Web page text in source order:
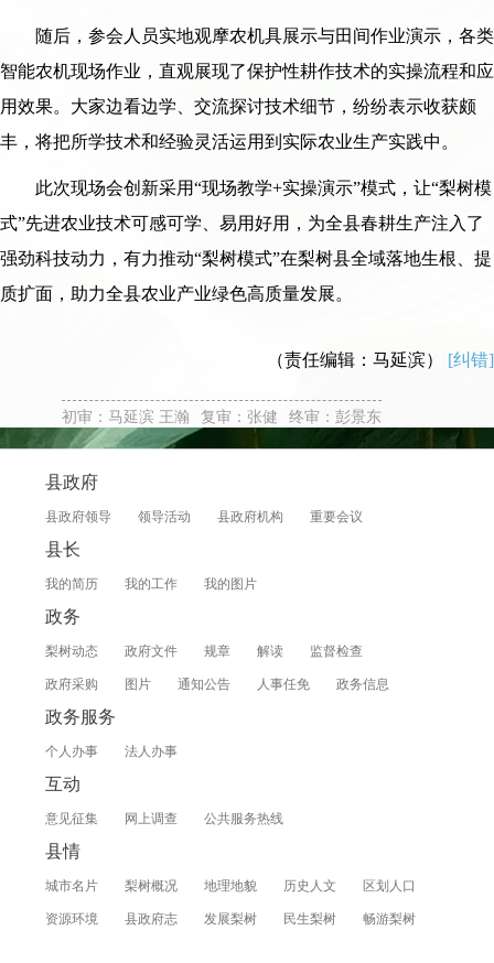
随后，参会人员实地观摩农机具展示与田间作业演示，各类
智能农机现场作业，直观展现了保护性耕作技术的实操流程和应
用效果。大家边看边学、交流探讨技术细节，纷纷表示收获颇
丰，将把所学技术和经验灵活运用到实际农业生产实践中。
此次现场会创新采用“现场教学+实操演示”模式，让“梨树模
式”先进农业技术可感可学、易用好用，为全县春耕生产注入了
强劲科技动力，有力推动“梨树模式”在梨树县全域落地生根、提
质扩面，助力全县农业产业绿色高质量发展。
（责任编辑：马延滨） [纠错]
初审：马延滨 王瀚 复审：张健 终审：彭景东
县政府
县政府领导 领导活动 县政府机构 重要会议
县长
我的简历 我的工作 我的图片
政务
梨树动态 政府文件 规章 解读 监督检查
政府采购 图片 通知公告 人事任免 政务信息
政务服务
个人办事 法人办事
互动
意见征集 网上调查 公共服务热线
县情
城市名片 梨树概况 地理地貌 历史人文 区划人口
资源环境 县政府志 发展梨树 民生梨树 畅游梨树